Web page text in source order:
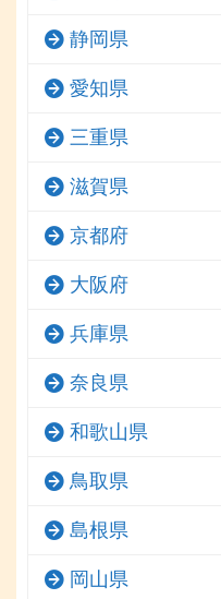
静岡県
愛知県
三重県
滋賀県
京都府
大阪府
兵庫県
奈良県
和歌山県
鳥取県
島根県
岡山県